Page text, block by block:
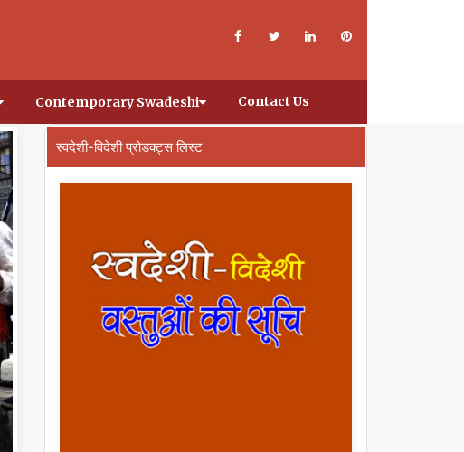
Contemporary Swadeshi Contact Us
स्वदेशी-विदेशी प्रोडक्ट्स लिस्ट